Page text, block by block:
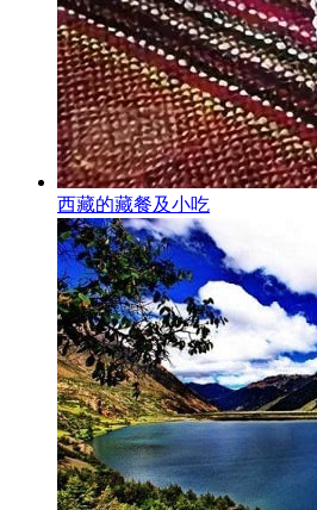
西藏的藏餐及小吃